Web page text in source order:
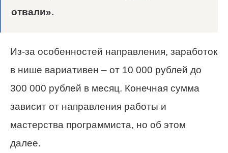
отвали».
Из-за особенностей направления, заработок
в нише вариативен – от 10 000 рублей до
300 000 рублей в месяц. Конечная сумма
зависит от направления работы и
мастерства программиста, но об этом
далее.